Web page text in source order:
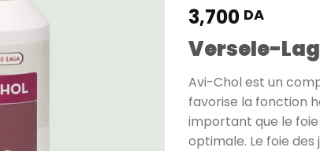
3,700 DA
Versele-
Avi-Chol est un
favorise la fonction
important que le
optimale. Le foie des